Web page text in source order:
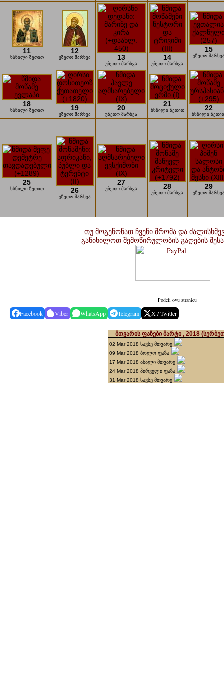
11
ხსნილი ზეთით
12
უზეთო მარხვა 13
უზეთო მარხვა
14
უზეთო მარხვა
15
უზეთო
18
ხსნილი ზეთით 19
უზეთო მარხვა
20
უზეთო მარხვა
21
ხსნილი ზეთით 22
ხსნილი
25
ხსნილი ზეთით 26
უზეთო მარხვა
27
უზეთო მარხვა 28
უზეთო მარხვა
29
უზეთო
თუ მოგეწონათ ჩვენი შრომა და
განიხილოთ შემოწირულობის გაღების
Podeli ovu stranicu
Facebook Viber WhatsApp Telegram X / Twitter
მთვარის ფაზები მარტი , 2018
02 Mar 2018 სავსე მთვარე
09 Mar 2018 ბოლო ფაზა
17 Mar 2018 ახალი მთვარე
24 Mar 2018 პირველი ფაზა
31 Mar 2018 სავსე მთვარე